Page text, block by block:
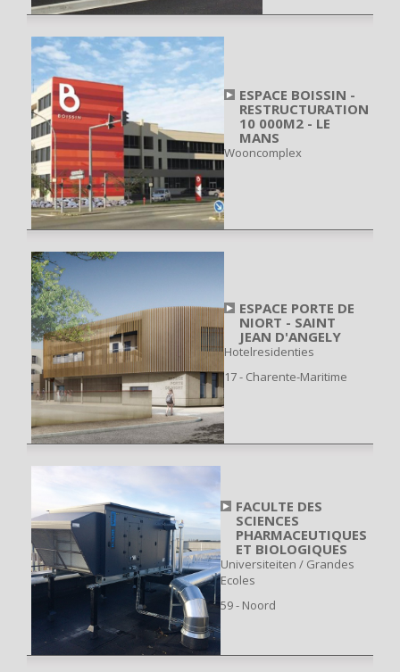
ESPACE BOISSIN -
RESTRUCTURATION
10 000M2 - LE
MANS
Wooncomplex
ESPACE PORTE DE
NIORT - SAINT
JEAN D'ANGELY
Hotelresidenties
17 - Charente-Maritime
FACULTE DES
SCIENCES
PHARMACEUTIQUES
ET BIOLOGIQUES
Universiteiten / Grandes
Ecoles
59 - Noord